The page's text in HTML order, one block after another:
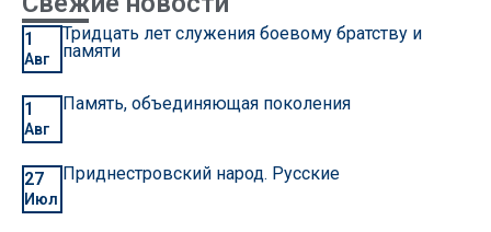
1
Авг
Тридцать лет служения боевому братству и
памяти
1
Авг
Память, объединяющая поколения
27
Июл
Приднестровский народ. Русские